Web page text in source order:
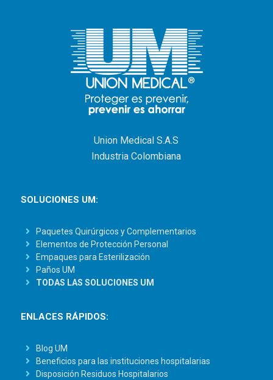
Union Medical S.A.S
Industria Colombiana
SOLUCIONES UM:
Paquetes Quirúrgicos y Complementarios
Elementos de Protección Personal
Empaques para Esterilización
Paños UM
TODAS LAS SOLUCIONES UM
ENLACES RÁPIDOS:
Blog UM
Beneficios para las instituciones hospitalarias
Disposición Residuos Hospitalarios